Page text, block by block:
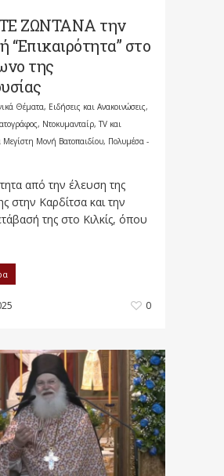
ΖΩΝΤΑΝΑ την
“Επικαιρότητα” στο
της
Θέματα, Ειδήσεις και Ανακοινώσεις,
Ντοκυμανταίρ, TV και
Μεγίστη Μονή Βατοπαιδίου, Πολυμέσα -
από την έλευση της
στην Καρδίτσα και την
της στο Κιλκίς, όπου
0